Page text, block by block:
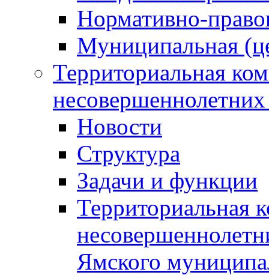
Нормативно-
Муниципальная
Территориальная
Новости
Структура
Задачи и функции
Территориальная
Ямского